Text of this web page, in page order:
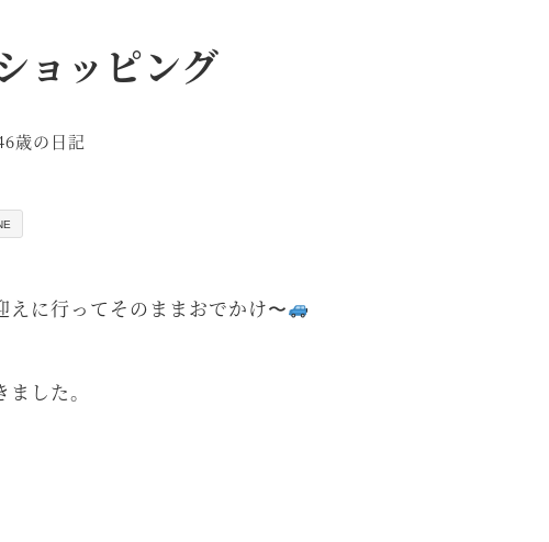
ョッピング
リー
歳の日記
に行ってそのままおでかけ〜
した。